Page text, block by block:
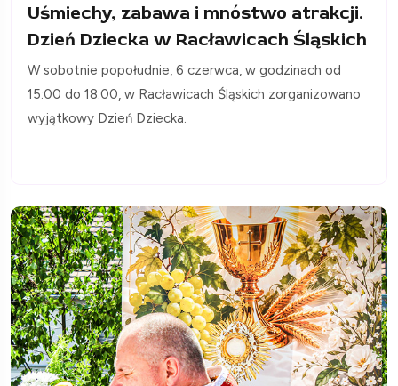
Uśmiechy, zabawa i mnóstwo atrakcji.
Dzień Dziecka w Racławicach Śląskich
W sobotnie popołudnie, 6 czerwca, w godzinach od
15:00 do 18:00, w Racławicach Śląskich zorganizowano
wyjątkowy Dzień Dziecka.